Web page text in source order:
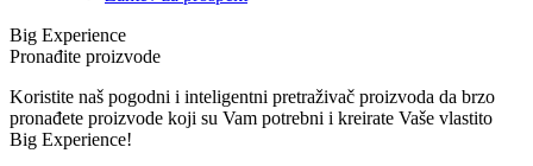
Big Experience
Pronađite proizvode
Koristite naš pogodni i inteligentni pretraživač proizvoda da brzo
pronađete proizvode koji su Vam potrebni i kreirate Vaše vlastito
Big Experience!